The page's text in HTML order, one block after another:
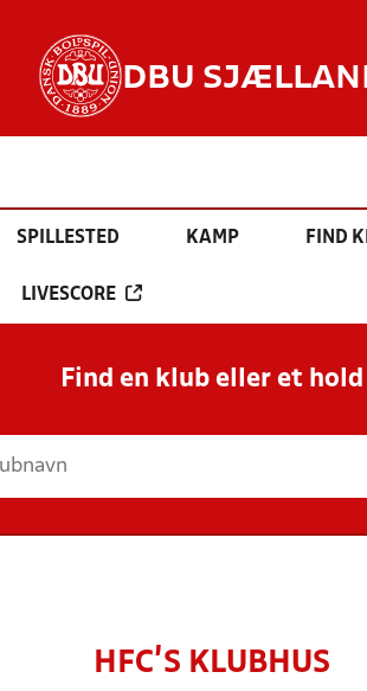
DBU
SPILLESTED KAMP FIND
LIVESCORE
Find en klub eller et hold
HFC'S KLUBHUS